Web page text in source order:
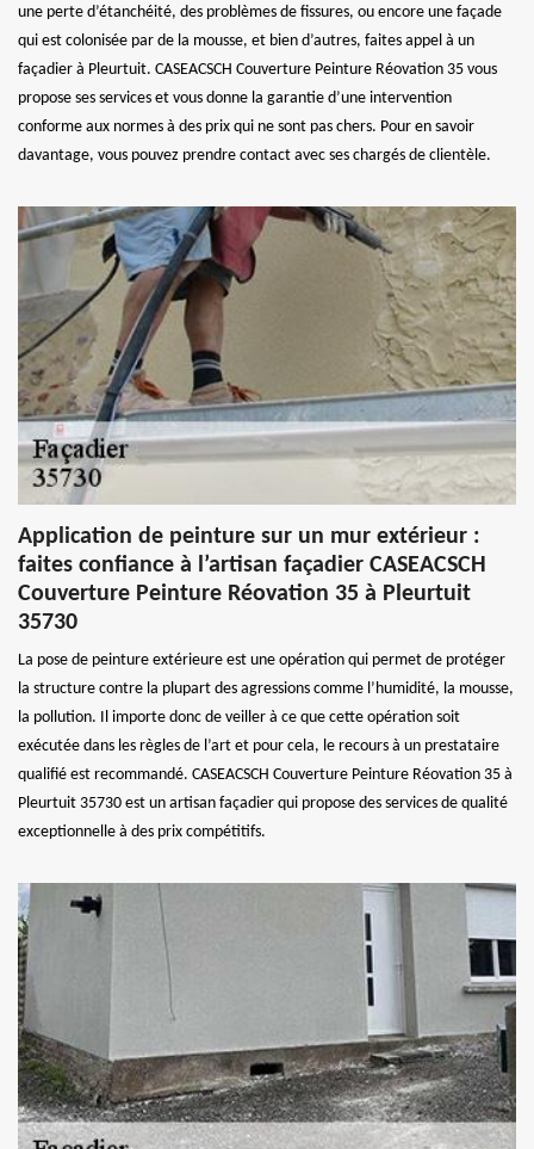
une perte d’étanchéité, des problèmes de fissures, ou encore une façade
qui est colonisée par de la mousse, et bien d’autres, faites appel à un
façadier à Pleurtuit. CASEACSCH Couverture Peinture Réovation 35 vous
propose ses services et vous donne la garantie d’une intervention
conforme aux normes à des prix qui ne sont pas chers. Pour en savoir
davantage, vous pouvez prendre contact avec ses chargés de clientèle.
Application de peinture sur un mur extérieur :
faites confiance à l’artisan façadier CASEACSCH
Couverture Peinture Réovation 35 à Pleurtuit
35730
La pose de peinture extérieure est une opération qui permet de protéger
la structure contre la plupart des agressions comme l’humidité, la mousse,
la pollution. Il importe donc de veiller à ce que cette opération soit
exécutée dans les règles de l’art et pour cela, le recours à un prestataire
qualifié est recommandé. CASEACSCH Couverture Peinture Réovation 35 à
Pleurtuit 35730 est un artisan façadier qui propose des services de qualité
exceptionnelle à des prix compétitifs.